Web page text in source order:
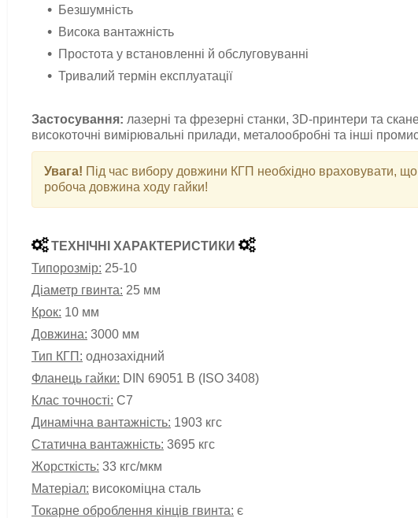
Безшумність
Висока вантажність
Простота у встановленні й обслуговуванні
Тривалий термін експлуатації
Застосування: лазерні та фрезерні станки, 3D-принтери та
високоточні вимірювальні прилади, металообробні та інші
Увага! Під час вибору довжини КГП необхідно враховувати,
робоча довжина ходу гайки!
ТЕХНІЧНІ ХАРАКТЕРИСТИКИ
Типорозмір: 25-10
Діаметр гвинта: 25 мм
Крок: 10 мм
Довжина: 3000 мм
Тип КГП: однозахідний
Фланець гайки: DIN 69051 B (ISO 3408)
Клас точності: С7
Динамічна вантажність: 1903 кгс
Статична вантажність: 3695 кгс
Жорсткість: 33 кгс/мкм
Матеріал: високоміцна сталь
Токарне оброблення кінців гвинта: є